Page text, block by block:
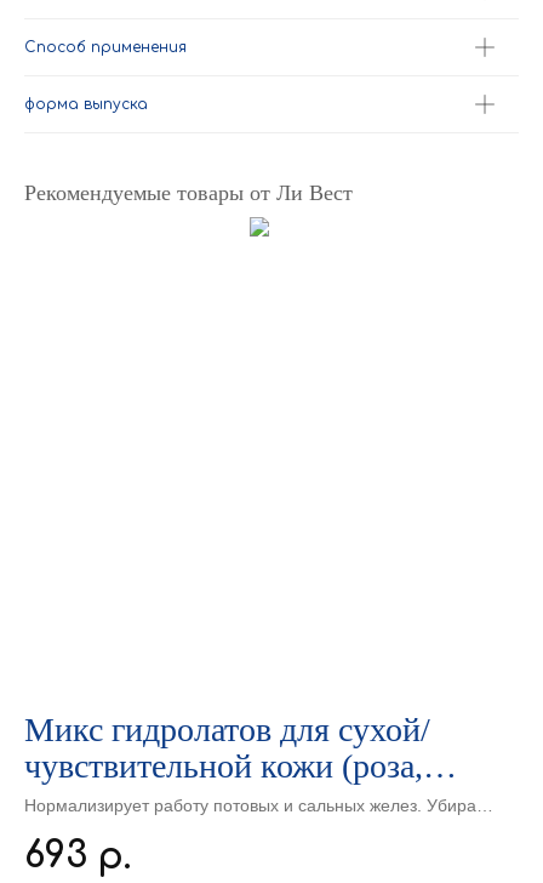
Способ применения
форма выпуска
Рекомендуемые товары от Ли Вест
Микс гидролатов для сухой/
чувствительной кожи (роза,
лаванда, ромашка)
Нормализирует работу потовых и сальных желез. Убирает
микроциркуляцию. Помогает бороться с угревыми
высыпаниями, постугревыми рубцами и пигментацией.
693 р.